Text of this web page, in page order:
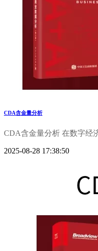
CDA含金量分析
CDA含金量分析 在数字经
2025-08-28 17:38:50